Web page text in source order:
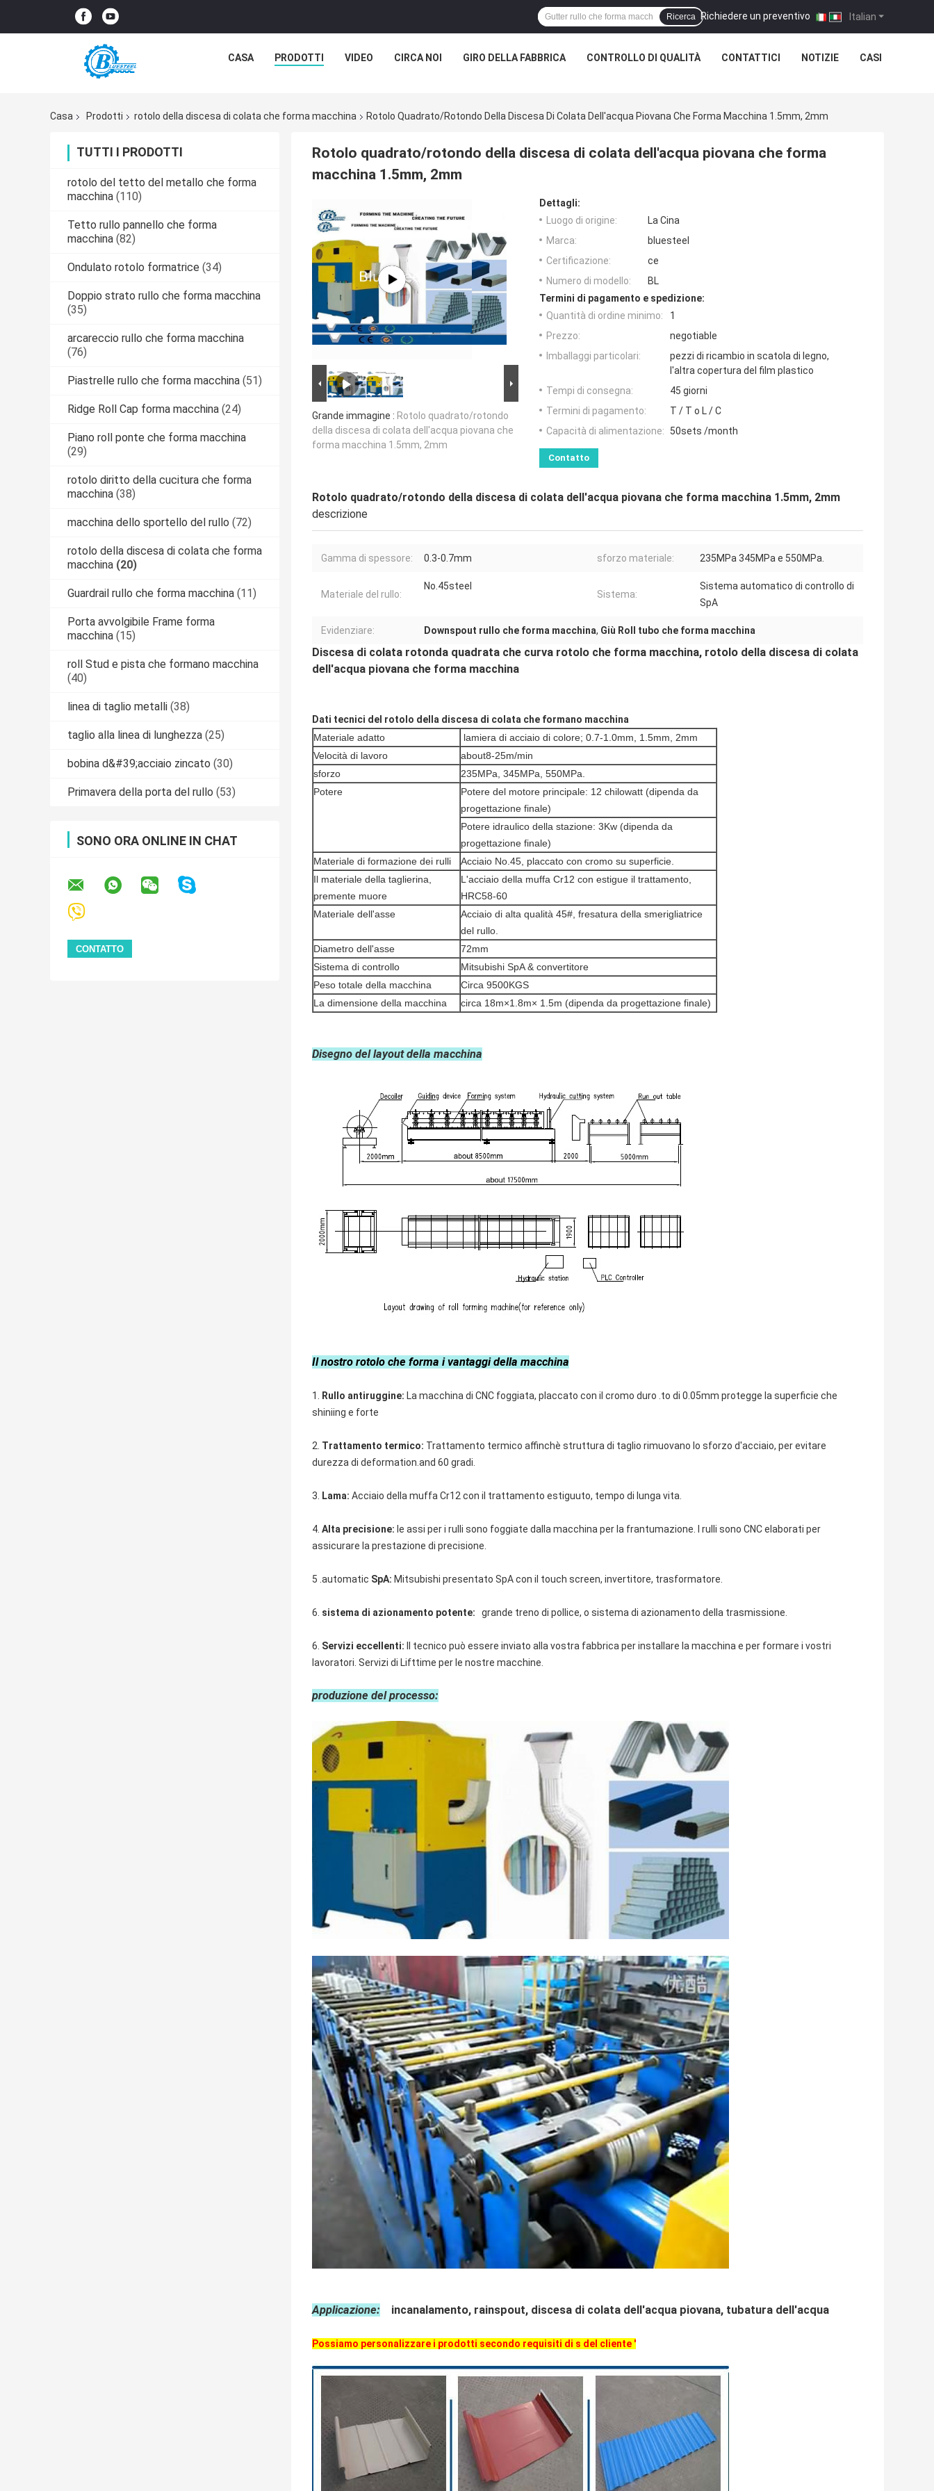
Italian
Richiedere un preventivo |
Ricerca
CASA PRODOTTI VIDEO CIRCA NOI GIRO DELLA FABBRICA CONTROLLO DI QUALITÀ CONTATTICI NOTIZIE CASI
Casa Prodotti rotolo della discesa di colata che forma macchina Rotolo Quadrato/rotondo Della Discesa Di Colata Dell'acqua Piovana Che Forma Macchina 1.5mm, 2mm
TUTTI I PRODOTTI
rotolo del tetto del metallo che forma
macchina (110)
Tetto rullo pannello che forma
macchina (82)
Ondulato rotolo formatrice (34)
Doppio strato rullo che forma macchina
(35)
arcareccio rullo che forma macchina
(76)
Piastrelle rullo che forma macchina (51)
Ridge Roll Cap forma macchina (24)
Piano roll ponte che forma macchina
(29)
rotolo diritto della cucitura che forma
macchina (38)
macchina dello sportello del rullo (72)
rotolo della discesa di colata che forma
macchina (20)
Guardrail rullo che forma macchina (11)
Porta avvolgibile Frame forma
macchina (15)
roll Stud e pista che formano macchina
(40)
linea di taglio metalli (38)
taglio alla linea di lunghezza (25)
bobina d&#39;acciaio zincato (30)
Primavera della porta del rullo (53)
SONO ORA ONLINE IN CHAT
Rotolo quadrato/rotondo della discesa di colata dell'acqua piovana che forma
macchina 1.5mm, 2mm
Grande immagine : Rotolo quadrato/rotondo
della discesa di colata dell'acqua piovana che
forma macchina 1.5mm, 2mm
Dettagli:
Luogo di origine:
La Cina
Marca:
bluesteel
Certificazione:
ce
Numero di modello:
BL
Termini di pagamento e spedizione:
Quantità di ordine minimo:
1
Prezzo:
negotiable
Imballaggi particolari:
pezzi di ricambio in scatola di legno,
l'altra copertura del film plastico
Tempi di consegna:
45 giorni
Termini di pagamento:
T / T o L / C
Capacità di alimentazione:
50sets /month
Contatto
Rotolo quadrato/rotondo della discesa di colata dell'acqua piovana che forma macchina 1.5mm, 2mm
descrizione
Gamma di spessore: 0.3-0.7mm sforzo materiale: 235MPa 345MPa e 550MPa.
Materiale del rullo:
No.45steel
Sistema:
Sistema automatico di controllo di
SpA
Evidenziare: Downspout rullo che forma macchina, Giù Roll tubo che forma macchina
Discesa di colata rotonda quadrata che curva rotolo che forma macchina, rotolo della discesa di colata
dell'acqua piovana che forma macchina
Dati tecnici del rotolo della discesa di colata che formano macchina
Materiale adatto
lamiera di acciaio di colore; 0.7-1.0mm, 1.5mm, 2mm
Velocità di lavoro
about8-25m/min
sforzo
235MPa, 345MPa, 550MPa.
Potere
Potere del motore principale: 12 chilowatt (dipenda da
progettazione finale)
Potere idraulico della stazione: 3Kw (dipenda da
progettazione finale)
Materiale di formazione dei rulli
Acciaio No.45, placcato con cromo su superficie.
Il materiale della taglierina,
premente muore
L'acciaio della muffa Cr12 con estigue il trattamento,
HRC58-60
Materiale dell'asse
Acciaio di alta qualità 45#, fresatura della smerigliatrice
del rullo.
Diametro dell'asse
72mm
Sistema di controllo
Mitsubishi SpA & convertitore
Peso totale della macchina
Circa 9500KGS
La dimensione della macchina
circa 18m×1.8m× 1.5m (dipenda da progettazione finale)
Disegno del layout della macchina
Il nostro rotolo che forma i vantaggi della macchina
1. Rullo antiruggine: La macchina di CNC foggiata, placcato con il cromo duro .to di 0.05mm protegge la superficie che
shiniing e forte
2. Trattamento termico: Trattamento termico affinchè struttura di taglio rimuovano lo sforzo d'acciaio, per evitare
durezza di deformation.and 60 gradi.
3. Lama: Acciaio della muffa Cr12 con il trattamento estiguuto, tempo di lunga vita.
4. Alta precisione: le assi per i rulli sono foggiate dalla macchina per la frantumazione. I rulli sono CNC elaborati per
assicurare la prestazione di precisione.
5 .automatic SpA: Mitsubishi presentato SpA con il touch screen, invertitore, trasformatore.
6. sistema di azionamento potente: grande treno di pollice, o sistema di azionamento della trasmissione.
6. Servizi eccellenti:
Il tecnico può essere inviato alla vostra fabbrica per installare la macchina e per formare i vostri
lavoratori. Servizi di Lifttime per le nostre macchine.
produzione del processo:
Applicazione: incanalamento, rainspout, discesa di colata dell'acqua piovana, tubatura dell'acqua
Possiamo personalizzare i prodotti secondo requisiti di s del cliente '